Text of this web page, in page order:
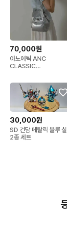
70,000원
아노에틱 ANC
CLASSIC
30,000원
SD 건담 메탈릭 블루
2종 세트